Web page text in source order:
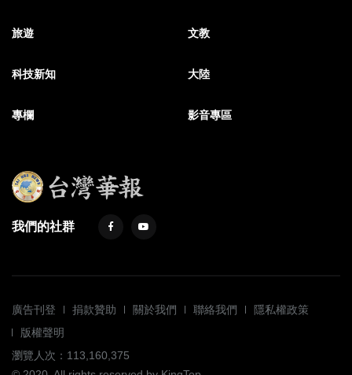
旅遊 文教
科技新知 大陸
專欄 影音專區
我們的社群
廣告刊登 捐款贊助 關於我們 聯絡我們
隱私權政策
版權聲明
瀏覽人次：113,160,375